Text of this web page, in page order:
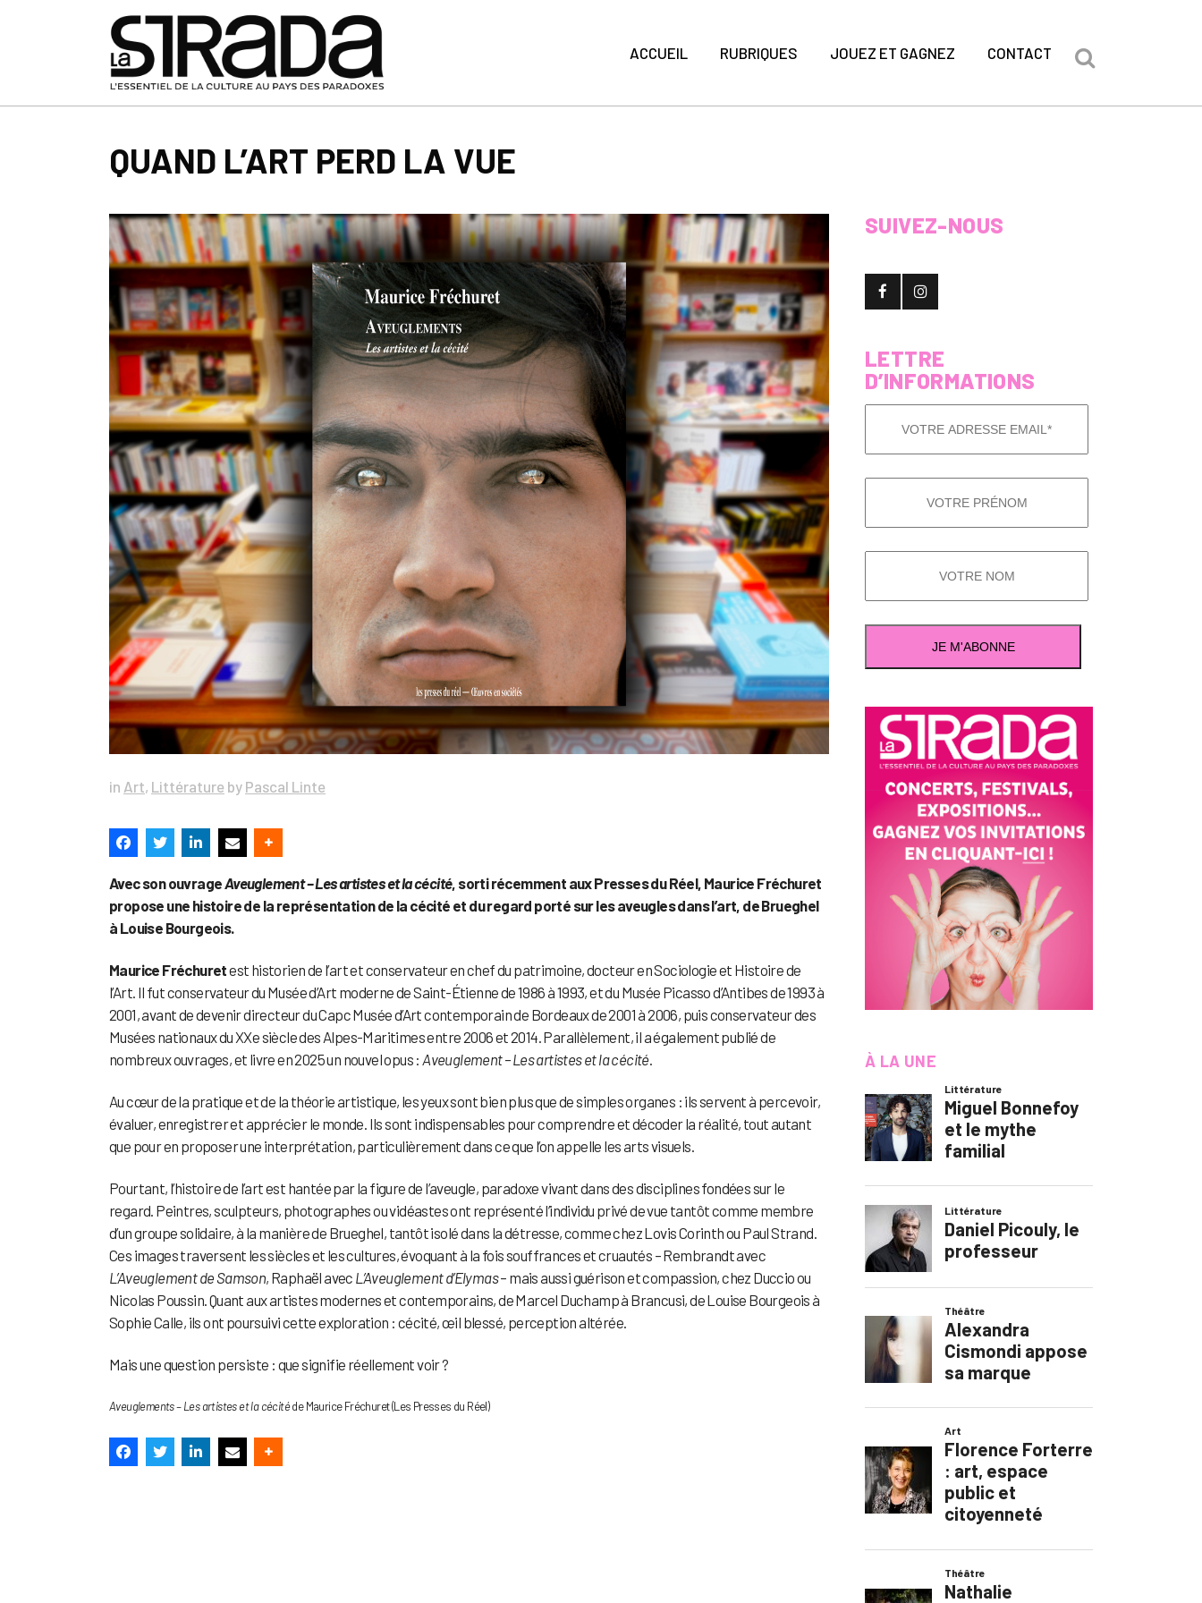
ACCUEIL RUBRIQUES JOUEZ ET GAGNEZ CONTACT
QUAND L’ART PERD LA VUE
in Art, Littérature by Pascal Linte
Avec son ouvrageAveuglement – Les artistes et la cécité, sorti récemment aux Presses du Réel, Maurice Fréchuret
propose une histoire de la représentation de la cécité et du regard porté sur les aveugles dans l’art, de Brueghel
à Louise Bourgeois.
Maurice Fréchuretest historien de l’art et conservateur en chef du patrimoine, docteur en Sociologie et Histoire de
l’Art. Il fut conservateur du Musée d’Art moderne de Saint-Étienne de 1986 à 1993, et du Musée Picasso d’Antibes de 1993 à
2001, avant de devenir directeur du Capc Musée d’Art contemporain de Bordeaux de 2001 à 2006, puis conservateur des
Musées nationaux du XXe siècle des Alpes-Maritimes entre 2006 et 2014. Parallèlement, il a également publié de
nombreux ouvrages, et livre en 2025 un nouvel opus :Aveuglement – Les artistes et la cécité.
Au cœur de la pratique et de la théorie artistique, les yeux sont bien plus que de simples organes : ils servent à percevoir,
évaluer, enregistrer et apprécier le monde. Ils sont indispensables pour comprendre et décoder la réalité, tout autant
que pour en proposer une interprétation, particulièrement dans ce que l’on appelle les arts visuels.
Pourtant, l’histoire de l’art est hantée par la figure de l’aveugle, paradoxe vivant dans des disciplines fondées sur le
regard. Peintres, sculpteurs, photographes ou vidéastes ont représenté l’individu privé de vue tantôt comme membre
d’un groupe solidaire, à la manière de Brueghel, tantôt isolé dans la détresse, comme chez Lovis Corinth ou Paul Strand.
Ces images traversent les siècles et les cultures, évoquant à la fois souffrances et cruautés – Rembrandt avec
L’Aveuglement de Samson, Raphaël avec L’Aveuglement d’Elymas– mais aussi guérison et compassion, chez Duccio ou
Nicolas Poussin. Quant aux artistes modernes et contemporains, de Marcel Duchamp à Brancusi, de Louise Bourgeois à
Sophie Calle, ils ont poursuivi cette exploration : cécité, œil blessé, perception altérée.
Mais une question persiste : que signifie réellement voir ?
Aveuglements – Les artistes et la cécitéde Maurice Fréchuret (Les Presses du Réel)
SUIVEZ-NOUS
LETTRE
D’INFORMATIONS
À LA UNE